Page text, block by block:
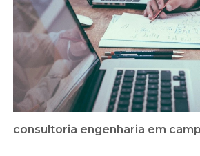
consultoria engenharia em